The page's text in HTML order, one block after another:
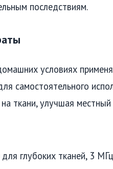
последствиям.
условиях
самостоятельного
ткани, улучшая
глубоких тканей, 3